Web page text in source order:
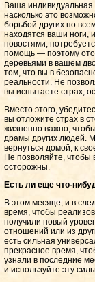
Ваша индивидуальная
насколько это
борьбой других по
находятся ваши ноги,
новостями,
помощь — поэтому
деревьями в вашем
том, что вы в
реальности. Не
вы испытаете страх,
Вместо этого,
вы отложите страх в
жизненно важно,
драмы других людей.
вернуться домой, к
Не позволяйте, чтобы
осторожны.
Есть ли еще что-
В этом месяце, и в
время, чтобы
получили новый
отношений или из
есть сильная
прекрасное время,
узнали в последние
и используйте эту